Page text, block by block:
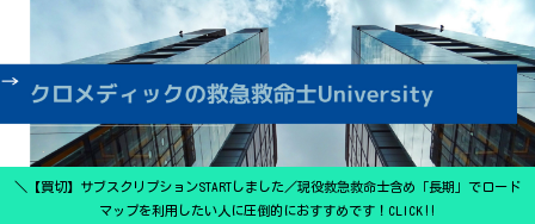
＼【買切】サブスクリプションSTARTしました／現役救急救命士含め「長期」でロード
マップを利用したい人に圧倒的におすすめです！CLICK‼